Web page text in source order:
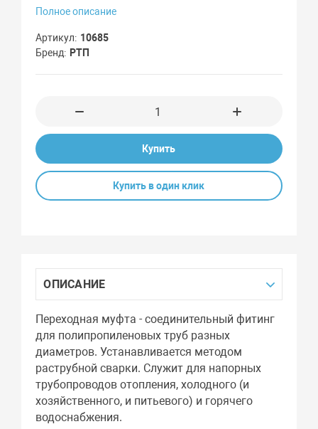
Полное описание
Артикул
10685
Бренд
РТП
Купить
Купить в один клик
ОПИСАНИЕ
Переходная муфта - соединительный фитинг
для полипропиленовых труб разных
диаметров. Устанавливается методом
раструбной сварки. Служит для напорных
трубопроводов отопления, холодного (и
хозяйственного, и питьевого) и горячего
водоснабжения.